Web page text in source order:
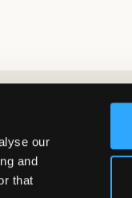
our
and
that